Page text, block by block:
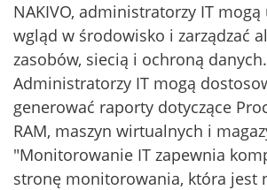
NAKIVO, administratorzy IT mogą
wgląd w środowisko i zarządzać
zasobów, siecią i ochroną danych.
Administratorzy IT mogą
generować raporty dotyczące
RAM, maszyn wirtualnych i
"Monitorowanie IT zapewnia
stronę monitorowania, która jest